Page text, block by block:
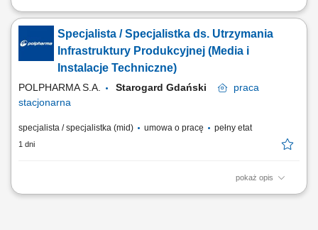
Zakres obowiązków: Zapewnienie ciągłej sprawności technicznej
maszyn, urządzeń oraz infrastruktury produkcyjnej. Realizacja
bieżących napraw, przeglądów i prac konserwacyjnych. Monitorowanie
pracy instalacji automatyki, elektrycznych oraz systemów kontrolno-
pomiarowych. Wykonywanie...
Specjalista / Specjalistka ds. Utrzymania
Infrastruktury Produkcyjnej (Media i
Instalacje Techniczne)
POLPHARMA S.A. Starogard Gdański
praca
stacjonarna
specjalista / specjalistka (mid) umowa o pracę pełny etat
1 dni
pokaż opis
Zakres obowiązków: Zapewnienie sprawnego funkcjonowania